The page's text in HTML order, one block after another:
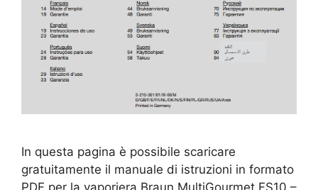
In questa pagina è possibile scaricare
gratuitamente il manuale di istruzioni in formato